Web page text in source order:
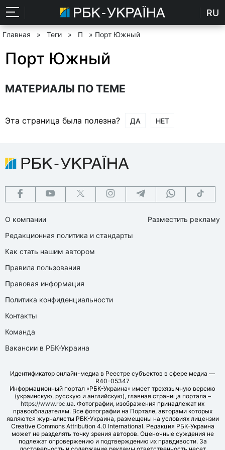
RU
Главная » Теги » П » Порт Южный
Порт Южный
МАТЕРИАЛЫ ПО ТЕМЕ
Эта страница была полезна? ДА НЕТ
О компании
Редакционная политика и стандарты
Как стать нашим автором
Правила пользования
Правовая информация
Политика конфиденциальности
Контакты
Команда
Вакансии в РБК-Украина
Разместить рекламу
Идентификатор онлайн-медиа в Реестре субъектов в сфере медиа —
R40-05347
Информационный портал «РБК-Украина» имеет трехязычную версию
(украинскую, русскую и английскую), главная страница портала –
https://www.rbc.ua. Фотографии, изображения принадлежат их
правообладателям. Все фотографии на Портале, авторами которых
являются журналисты РБК-Украина, размещены на условиях лицензии
Creative Commons Attribution 4.0 International. Редакция РБК-Украина
может не разделять точку зрения авторов. Оценочные суждения не
подлежат опровержению и подтверждению их правдивости. За